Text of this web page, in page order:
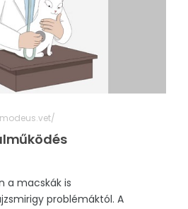
a macskák is
problémáktól. A